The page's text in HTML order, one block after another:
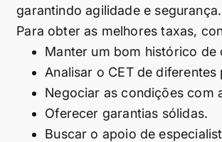
garantindo agilidade e segurança.
Para obter as melhores taxas,
Manter um bom histórico de
Analisar o CET de diferentes
Negociar as condições com
Oferecer garantias sólidas.
Buscar o apoio de